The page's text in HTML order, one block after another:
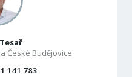
České Budějovice
141 783